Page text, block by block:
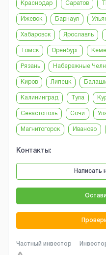
Краснодар Саратов
Ижевск Барнаул
Хабаровск Ярославль
Томск Оренбург
Рязань Набережные
Киров Липецк
Калининград Тула
Севастополь Сочи
Магнитогорск Иваново
Контакты:
Написать
Частный инвестор